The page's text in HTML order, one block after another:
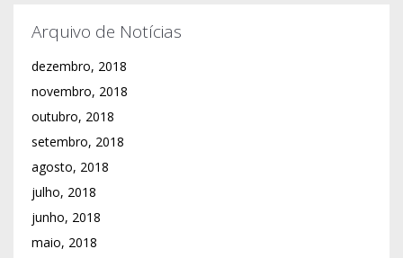
Arquivo de Notícias
dezembro, 2018
novembro, 2018
outubro, 2018
setembro, 2018
agosto, 2018
julho, 2018
junho, 2018
maio, 2018